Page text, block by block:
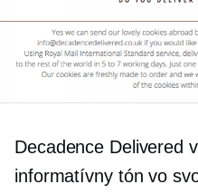
Decadence Delivered
informatívny tón vo